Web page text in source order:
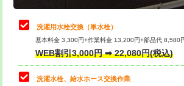
給水管工事※（ライニング鋼管・銅
管・ポリ管・HT管使用/3ｍ超え)
排水管工事（土の掘削・埋め戻し作
業）
止水・漏水調査・防水処理・清掃・修
理・調整・分解・加工など（中作業）
止水・漏水調査・防水処理・清掃・修
理・調整・分解・加工など（重作業）
キッチンタンク脱着
洗濯用水栓交換（単水栓）
基本料金 3,300円+作業料金 13,200円+部品代 8,580
WEB割引3,000円 ➡ 22,080円(税込)
洗濯水栓、給水ホース交換作業